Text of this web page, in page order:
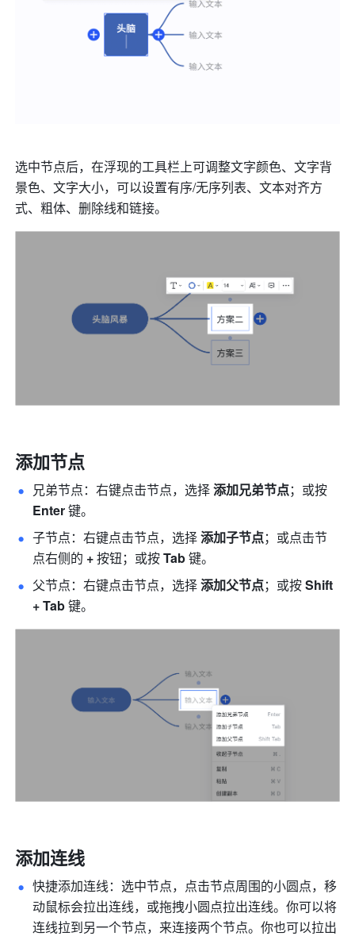
选中节点后，在浮现的工具栏上可调整文字颜色、文字背
景色、文字大小，可以设置有序/无序列表、文本对齐方
式、粗体、删除线和链接。
添加节点
兄弟节点：右键点击节点，选择 添加兄弟节点
Enter 键。
子节点：右键点击节点，选择 添加子节点；或点击节
点右侧的 + 按钮；或按 Tab 键。
父节点：右键点击节点，选择 添加父节点；或按 Shift
+ Tab 键。
添加连线
快捷添加连线：选中节点，点击节点周围的小圆点，移
动鼠标会拉出连线，或拖拽小圆点拉出连线。你可以将
连线拉到另一个节点，来连接两个节点。你也可以拉出